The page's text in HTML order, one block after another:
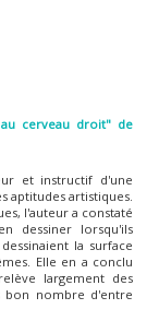
cerveau droit" de
et instructif d'une
aptitudes artistiques.
l'auteur a constaté
dessiner lorsqu'ils
la surface
Elle en a conclu
largement des
bon nombre d'entre